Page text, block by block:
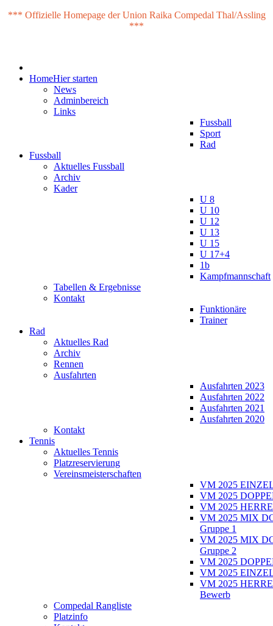
*** Offizielle Homepage der Union Raika Compedal Thal/Assling
***
HomeHier starten
News
Adminbereich
Links
Fussball
Sport
Rad
Fussball
Aktuelles Fussball
Archiv
Kader
U 8
U 10
U 12
U 13
U 15
U 17+4
1b
Kampfmannschaft
Tabellen & Ergebnisse
Kontakt
Funktionäre
Trainer
Rad
Aktuelles Rad
Archiv
Rennen
Ausfahrten
Ausfahrten 2023
Ausfahrten 2022
Ausfahrten 2021
Ausfahrten 2020
Kontakt
Tennis
Aktuelles Tennis
Platzreservierung
Vereinsmeisterschaften
VM 2025
VM 2025
VM 2025
VM 2025 MIX
Gruppe 1
VM 2025 MIX
Gruppe 2
VM 2025
VM 2025
VM 2025
Bewerb
Compedal Rangliste
Platzinfo